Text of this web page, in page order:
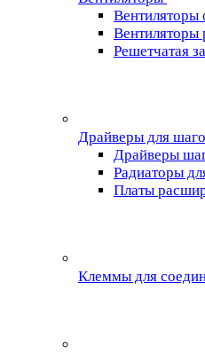
Вентиляторы
Вентиляторы
Решетчатая
Драйверы для
Драйверы
Радиаторы
Платы
Клеммы для